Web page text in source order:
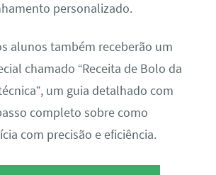
personalizado.
alunos também receberão um
chamado “Receita de Bolo da
um guia detalhado com
completo sobre como
com precisão e eficiência.